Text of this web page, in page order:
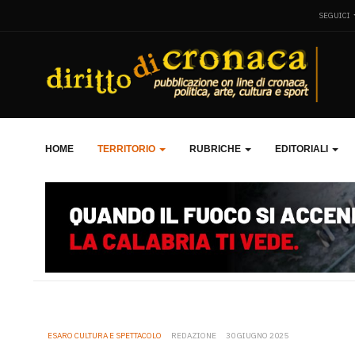
SEGUICI
HOME TERRITORIO RUBRICHE EDITORIALI
ESARO CULTURA E SPETTACOLO REDAZIONE 30 GIUGNO 2025